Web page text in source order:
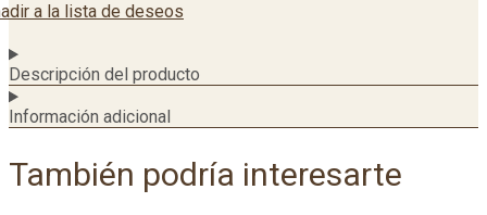
a la lista de deseos
Descripción del producto
Información adicional
También podría interesarte